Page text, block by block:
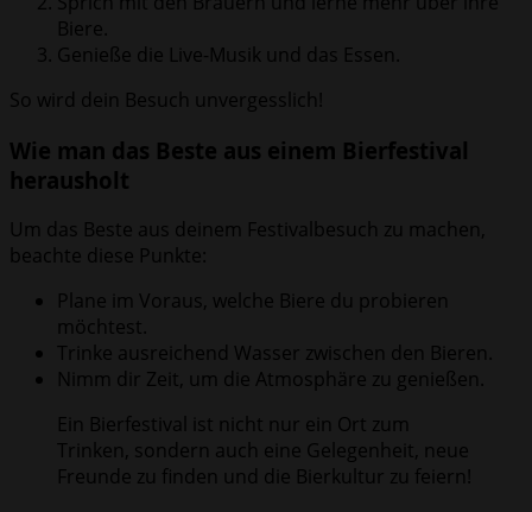
Biere.
Genieße die Live-Musik und das Essen.
So wird dein Besuch unvergesslich!
Wie man das Beste aus einem Bierfestival
herausholt
Um das Beste aus deinem Festivalbesuch zu machen,
beachte diese Punkte:
Plane im Voraus, welche Biere du probieren
möchtest.
Trinke ausreichend Wasser zwischen den Bieren.
Nimm dir Zeit, um die Atmosphäre zu genießen.
Ein Bierfestival ist nicht nur ein Ort zum
Trinken, sondern auch eine Gelegenheit, neue
Freunde zu finden und die Bierkultur zu feiern!